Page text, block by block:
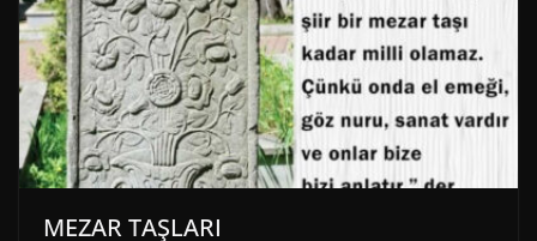
MEZAR TAŞLARI